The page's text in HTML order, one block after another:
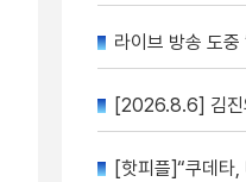
라이브 방송 도
[2026.8.6] 김진
[핫피플]“쿠데타